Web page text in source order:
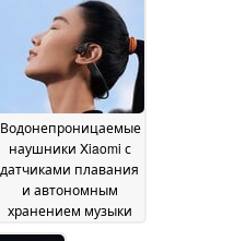
Водонепроницаемые
наушники Xiaomi с
датчиками плавания
и автономным
хранением музыки
теперь доступны